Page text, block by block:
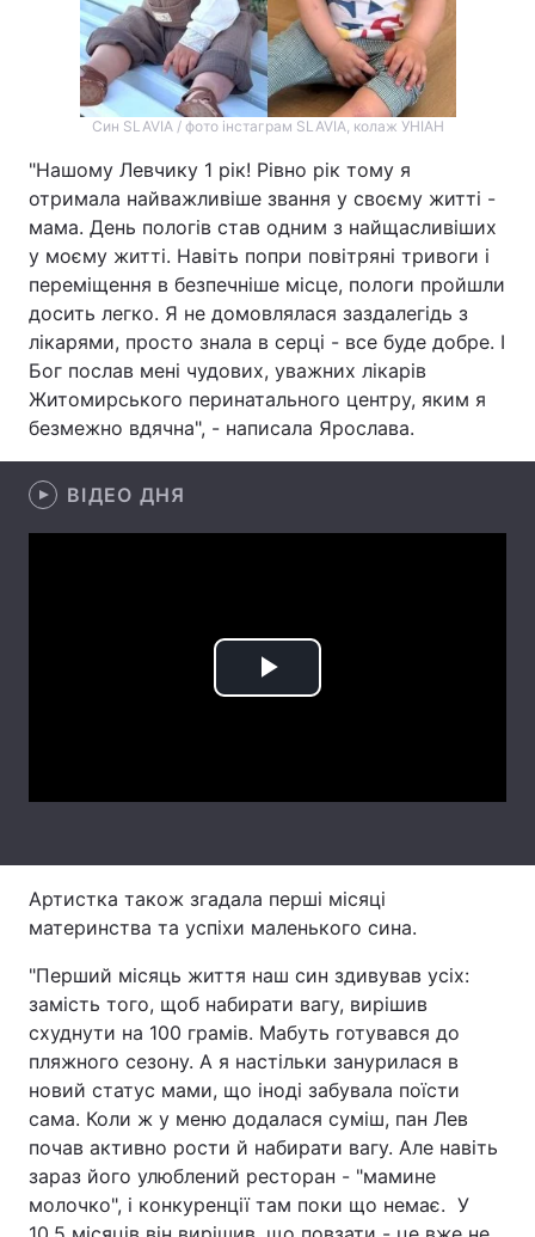
Екологія Регіони
Лонгріди
Відео з Youtube Статті
Інтерв'ю
Архів Вакансії
Контакти
Послуги
Син SLAVIA / фото інстаграм SLAVIA, колаж УНІАН
"Нашому Левчику 1 рік! Рівно рік тому я
отримала найважливіше звання у своєму житті -
мама. День пологів став одним з найщасливіших
у моєму житті. Навіть попри повітряні тривоги і
переміщення в безпечніше місце, пологи пройшли
досить легко. Я не домовлялася заздалегідь з
лікарями, просто знала в серці - все буде добре. І
Бог послав мені чудових, уважних лікарів
Житомирського перинатального центру, яким я
безмежно вдячна", - написала Ярослава.
ВІДЕО ДНЯ
Play
Артистка також згадала перші місяці
материнства та успіхи маленького сина.
"Перший місяць життя наш син здивував усіх:
замість того, щоб набирати вагу, вирішив
схуднути на 100 грамів. Мабуть готувався до
пляжного сезону. А я настільки занурилася в
новий статус мами, що іноді забувала поїсти
сама. Коли ж у меню додалася суміш, пан Лев
почав активно рости й набирати вагу. Але навіть
зараз його улюблений ресторан - "мамине
молочко", і конкуренції там поки що немає. У